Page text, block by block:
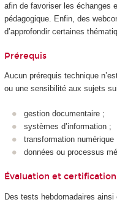
afin de favoriser les échanges
pédagogique. Enfin, des
d’approfondir certaines
Prérequis
Aucun prérequis technique
ou une sensibilité aux sujets
gestion documentaire ;
systèmes d’information ;
transformation numérique
données ou processus
Évaluation et certification
Des tests hebdomadaires